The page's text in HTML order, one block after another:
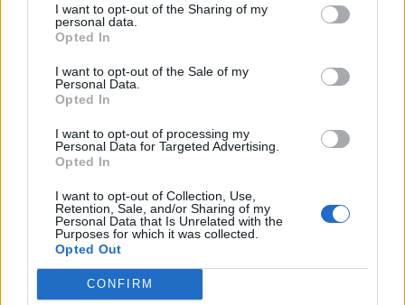
I want to opt-out of the Sharing of my
personal data.
Opted In
I want to opt-out of the Sale of my
Personal Data.
Opted In
I want to opt-out of processing my
Personal Data for Targeted Advertising.
Opted In
I want to opt-out of Collection, Use,
Retention, Sale, and/or Sharing of my
Personal Data that Is Unrelated with the
Purposes for which it was collected.
Opted Out
CONFIRM
EPISODUL 4:Brazilia 1950 / Marele șoc de pe
Maracana
EPISODUL 5:Elveția 1954 / Miracol german,
EPISODUL 6:
EPISODUL 7:Chile 1962 / Brazilia triumfă și
fără Pele
EPISODUL 8:Anglia 1966 / Golul-fantomă din